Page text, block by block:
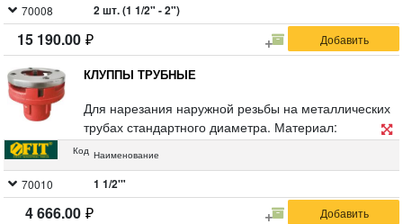
высококачественного чугуна, резцы из легированной
стали. Упаковка: пластиковый чемодан.
70008 2 шт. (1 1/2" - 2")
15 190.00
КЛУППЫ ТРУБНЫЕ
Для нарезания наружной резьбы на металлических
трубах стандартного диаметра. Материал:
инструментальная сталь с хромированным
корпус из высококачественного чугуна, резцы из
легированной стали. Упаковка: картонная коробка
Код Наименование
70010 1 1/2'"
4 666.00